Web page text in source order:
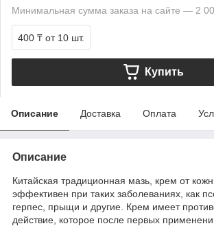
Минимальная сумма заказа на сайте — 2
400 ₸ от 10 шт.
Купить
Описание Доставка Оплата
Описание
Китайская традиционная мазь, крем от
эффективен при таких заболеваниях, как
герпес, прыщи и другие. Крем имеет
действие, которое после первых